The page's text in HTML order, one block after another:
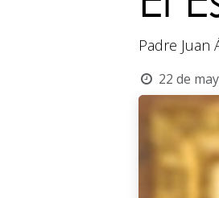
Padre Juan
22 de